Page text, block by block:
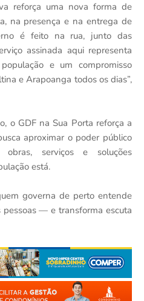
reforça uma nova forma de
na presença e na entrega de
é feito na rua, junto das
assinada aqui representa
e um compromisso
e Arapoanga todos os dias”,
o GDF na Sua Porta reforça a
aproximar o poder público
obras, serviços e soluções
está.
governa de perto entende
pessoas — e transforma escuta